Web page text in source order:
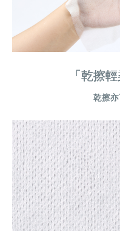
「乾擦
乾擦
「乾擦
乾擦
「乾擦
乾擦
「乾擦
乾擦